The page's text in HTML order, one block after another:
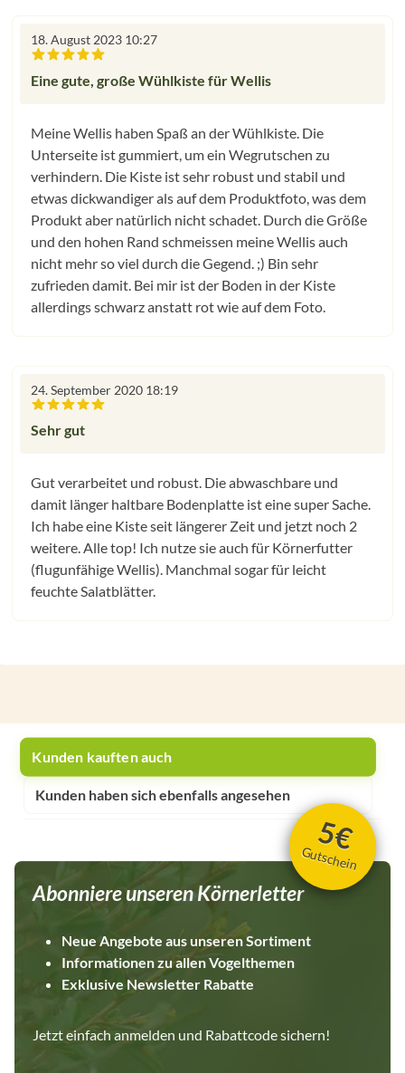
18. August 2023 10:27
Eine gute, große Wühlkiste für Wellis
Meine Wellis haben Spaß an der Wühlkiste. Die
Unterseite ist gummiert, um ein Wegrutschen zu
verhindern. Die Kiste ist sehr robust und stabil und
etwas dickwandiger als auf dem Produktfoto, was dem
Produkt aber natürlich nicht schadet. Durch die Größe
und den hohen Rand schmeissen meine Wellis auch
nicht mehr so viel durch die Gegend. ;) Bin sehr
zufrieden damit. Bei mir ist der Boden in der Kiste
allerdings schwarz anstatt rot wie auf dem Foto.
24. September 2020 18:19
Sehr gut
Gut verarbeitet und robust. Die abwaschbare und
damit länger haltbare Bodenplatte ist eine super Sache.
Ich habe eine Kiste seit längerer Zeit und jetzt noch 2
weitere. Alle top! Ich nutze sie auch für Körnerfutter
(flugunfähige Wellis). Manchmal sogar für leicht
feuchte Salatblätter.
Kunden kauften auch
Kunden haben sich ebenfalls angesehen
5€
Gutschein
Abonniere unseren Körnerletter
Neue Angebote aus unseren Sortiment
Informationen zu allen Vogelthemen
Exklusive Newsletter Rabatte
Jetzt einfach anmelden und Rabattcode sichern!